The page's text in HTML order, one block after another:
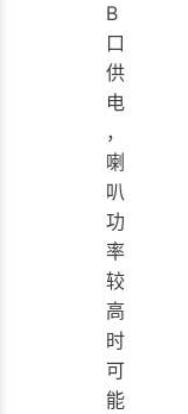
B
口
供
电
，
喇
叭
功
率
较
高
时
可
能